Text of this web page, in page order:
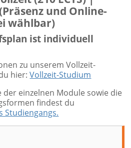
und Online-
wählbar)
ist individuell
zu unserem Vollzeit-
hier:Vollzeit-Studium
einzelnen Module sowie die
findest du
Studiengangs.